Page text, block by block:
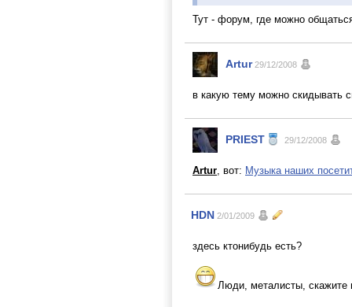
Тут - форум, где можно
Artur 29/12/2008
в какую тему можно скидывать
PRIEST 29/12/2008
Artur, вот: Музыка наших
HDN 2/01/2009
здесь ктонибудь есть?
Люди, металисты, скажите